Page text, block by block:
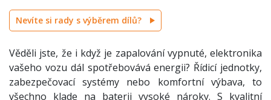
Nevíte si rady s výběrem dílů?
Věděli jste, že i když je zapalování vypnuté, elektronika
vašeho vozu dál spotřebovává energii? Řídicí jednotky,
zabezpečovací systémy nebo komfortní výbava, to
všechno klade na baterii vysoké nároky. S kvalitní